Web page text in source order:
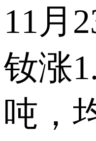
11月
钕涨
吨，